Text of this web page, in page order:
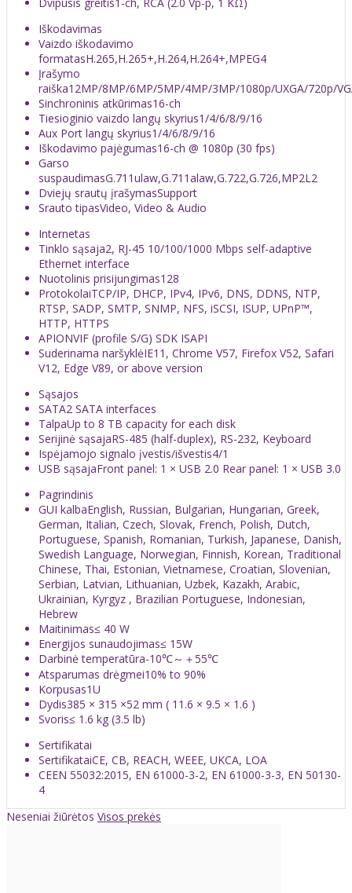
Iškodavimas
Vaizdo iškodavimo
formatasH.265,H.265+,H.264,H.264+,MPEG4
Įrašymo
raiška12MP/8MP/6MP/5MP/4MP/3MP/1080p/UXGA/720p/
Sinchroninis atkūrimas16-ch
Tiesioginio vaizdo langų skyrius1/4/6/8/9/16
Aux Port langų skyrius1/4/6/8/9/16
Iškodavimo pajėgumas16-ch @ 1080p (30 fps)
Garso
suspaudimasG.711ulaw,G.711alaw,G.722,G.726,MP2L2
Dviejų srautų įrašymasSupport
Srauto tipasVideo, Video & Audio
Internetas
Tinklo sąsaja2, RJ-45 10/100/1000 Mbps self-adaptive
Ethernet interface
Nuotolinis prisijungimas128
ProtokolaiTCP/IP, DHCP, IPv4, IPv6, DNS, DDNS, NTP,
RTSP, SADP, SMTP, SNMP, NFS, iSCSI, ISUP, UPnP™,
HTTP, HTTPS
APIONVIF (profile S/G) SDK ISAPI
Suderinama naršyklėIE11, Chrome V57, Firefox V52, Safari
V12, Edge V89, or above version
Sąsajos
SATA2 SATA interfaces
TalpaUp to 8 TB capacity for each disk
Serijinė sąsajaRS-485 (half-duplex), RS-232, Keyboard
Ispėjamojo signalo įvestis/išvestis4/1
USB sąsajaFront panel: 1 × USB 2.0 Rear panel: 1 × USB 3.0
Pagrindinis
GUI kalbaEnglish, Russian, Bulgarian, Hungarian, Greek,
German, Italian, Czech, Slovak, French, Polish, Dutch,
Portuguese, Spanish, Romanian, Turkish, Japanese, Danish,
Swedish Language, Norwegian, Finnish, Korean, Traditional
Chinese, Thai, Estonian, Vietnamese, Croatian, Slovenian,
Serbian, Latvian, Lithuanian, Uzbek, Kazakh, Arabic,
Ukrainian, Kyrgyz , Brazilian Portuguese, Indonesian,
Hebrew
Maitinimas≤ 40 W
Energijos sunaudojimas≤ 15W
Darbinė temperatūra-10℃～＋55℃
Atsparumas drėgmei10% to 90%
Korpusas1U
Dydis385 × 315 ×52 mm ( 11.6 × 9.5 × 1.6 )
Svoris≤ 1.6 kg (3.5 lb)
Sertifikatai
SertifikataiCE, CB, REACH, WEEE, UKCA, LOA
CEEN 55032:2015, EN 61000-3-2, EN 61000-3-3, EN 50130-
4
Neseniai žiūrėtos Visos prekės